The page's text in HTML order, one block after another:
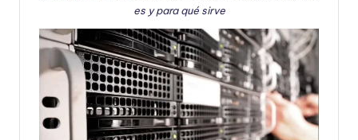
es y para qué sirve